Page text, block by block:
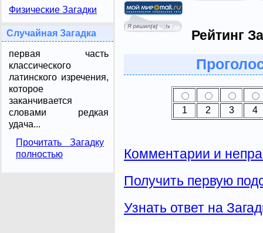
Физические Загадки
Случайная Загадка
первая часть
классического
латинского изречения,
которое
заканчивается
словами редкая
удача...
Прочитать Загадку
полностью
Рейтинг
1 2 3 4
Комментарии и
Получить первую
Узнать ответ на